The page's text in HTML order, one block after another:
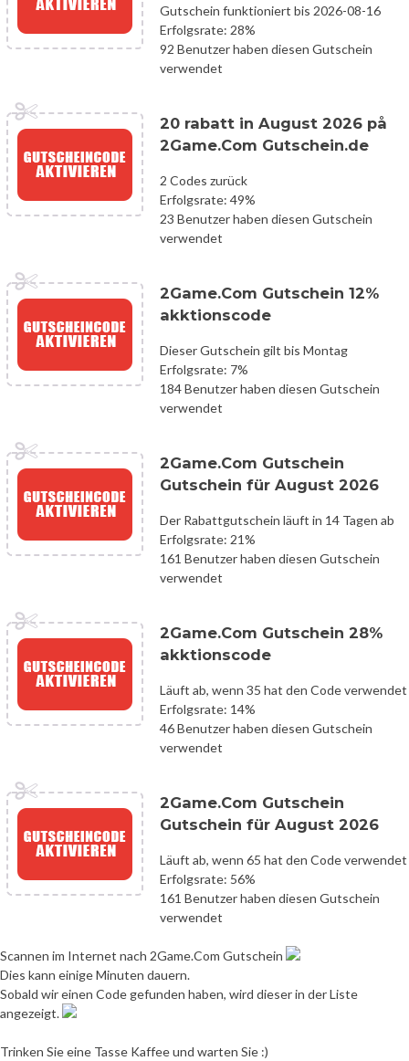
Gutschein funktioniert bis 2026-08-16
Erfolgsrate: 28%
92 Benutzer haben diesen Gutschein
verwendet
20 rabatt in August 2026 på
2Game.Com Gutschein.de
2 Codes zurück
Erfolgsrate: 49%
23 Benutzer haben diesen Gutschein
verwendet
2Game.Com Gutschein 12%
akktionscode
Dieser Gutschein gilt bis Montag
Erfolgsrate: 7%
184 Benutzer haben diesen Gutschein
verwendet
2Game.Com Gutschein
Gutschein für August 2026
Der Rabattgutschein läuft in 14 Tagen ab
Erfolgsrate: 21%
161 Benutzer haben diesen Gutschein
verwendet
2Game.Com Gutschein 28%
akktionscode
Läuft ab, wenn 35 hat den Code verwendet
Erfolgsrate: 14%
46 Benutzer haben diesen Gutschein
verwendet
2Game.Com Gutschein
Gutschein für August 2026
Läuft ab, wenn 65 hat den Code verwendet
Erfolgsrate: 56%
161 Benutzer haben diesen Gutschein
verwendet
Scannen im Internet nach 2Game.Com Gutschein
Dies kann einige Minuten dauern.
Sobald wir einen Code gefunden haben, wird dieser in der Liste
angezeigt.
Trinken Sie eine Tasse Kaffee und warten Sie :)